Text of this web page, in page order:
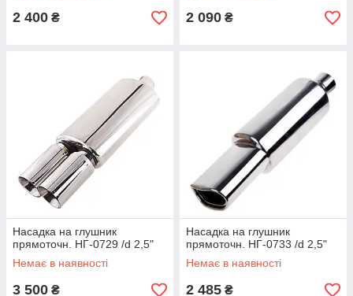
2 400 ₴ 2 090 ₴
Насадка на глушник
прямоточн. НГ-0729 /d 2,5"
Немає в наявності
3 500 ₴
Насадка на глушник
прямоточн. НГ-0733 /d 2,5"
Немає в наявності
2 485 ₴